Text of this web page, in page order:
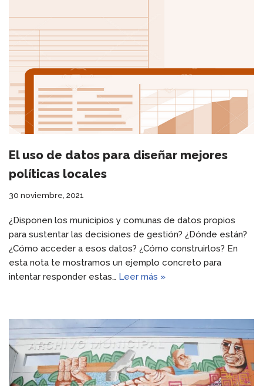
El uso de datos para diseñar mejores
políticas locales
30 noviembre, 2021
¿Disponen los municipios y comunas de datos propios
para sustentar las decisiones de gestión? ¿Dónde están?
¿Cómo acceder a esos datos? ¿Cómo construirlos? En
esta nota te mostramos un ejemplo concreto para
intentar responder estas… Leer más »